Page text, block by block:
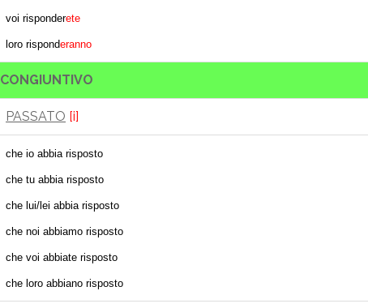
voi risponderete
loro risponderanno
CONGIUNTIVO
PASSATO [i]
che io abbia risposto
che tu abbia risposto
che lui/lei abbia risposto
che noi abbiamo risposto
che voi abbiate risposto
che loro abbiano risposto